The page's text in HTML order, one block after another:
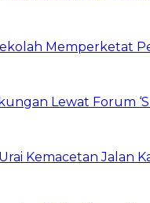
Memperketat
Lewat Forum
Kemacetan Jalan